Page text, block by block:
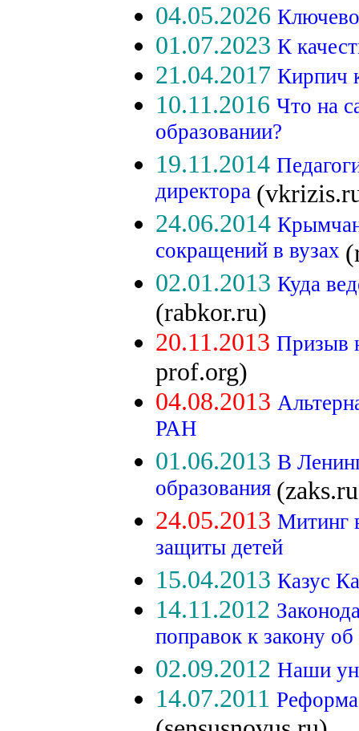
04.05.2026
01.07.2023 К
21.04.2017 Кирпич
10.11.2016 Что на
образовании?
19.11.2014
директора
24.06.2014
сокращений в вузах
02.01.2013 Куда
(rabkor.ru)
20.11.2013 Призыв
prof.org)
04.08.2013
РАН
01.06.2013 В
образования
24.05.2013 Митинг
защиты детей
15.04.2013 Казус
14.11.2012
поправок к закону
02.09.2012 Наши
14.07.2011